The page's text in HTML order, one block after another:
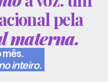
pela
materna.
mês.
inteiro.